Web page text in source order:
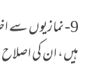
9- نمازیوں سے
ہیں، ان کی